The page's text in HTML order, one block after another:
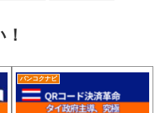
バンコクナビ